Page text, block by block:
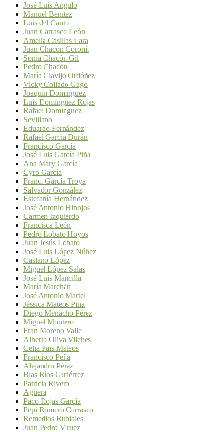
José Luis Angulo
Manuel Benítez
Luis del Canto
Juan Carrasco León
Amelia Casillas Lara
Juan Chacón Coronil
Sonia Chacón Gil
Pedro Chacón
María Clavijo Ordóñez
Vicky Collado Gago
Joaquín Domínguez
Luis Domínguez Rojas
Rafael Domínguez
Sevillano
Eduardo Fernández
Rafael García Durán
Francisco García
José Luis García Piña
Ana Mary García
Cyro García
Franc. García Troya
Salvador González
Estefanía Hernández
José Antonio Hinojos
Carmen Izquierdo
Francisca León
Pedro Lobato Hoyos
Juan Jesús Lobato
José Luis López Núñez
Casiano López
Miguel López Salas
José Luis Mancilla
María Marchán
José Antonio Martel
Jéssica Mateos Piña
Diego Menacho Pérez
Miguel Montero
Fran Moreno Valle
Alberto Oliva Vilches
Celia Pais Mateos
Francisco Peña
Alejandro Pérez
Blas Ríos Gutiérrez
Patricia Rivero
Agüera
Paco Rojas García
Pepi Romero Carrasco
Remedios Rubiales
Juan Pedro Viruez